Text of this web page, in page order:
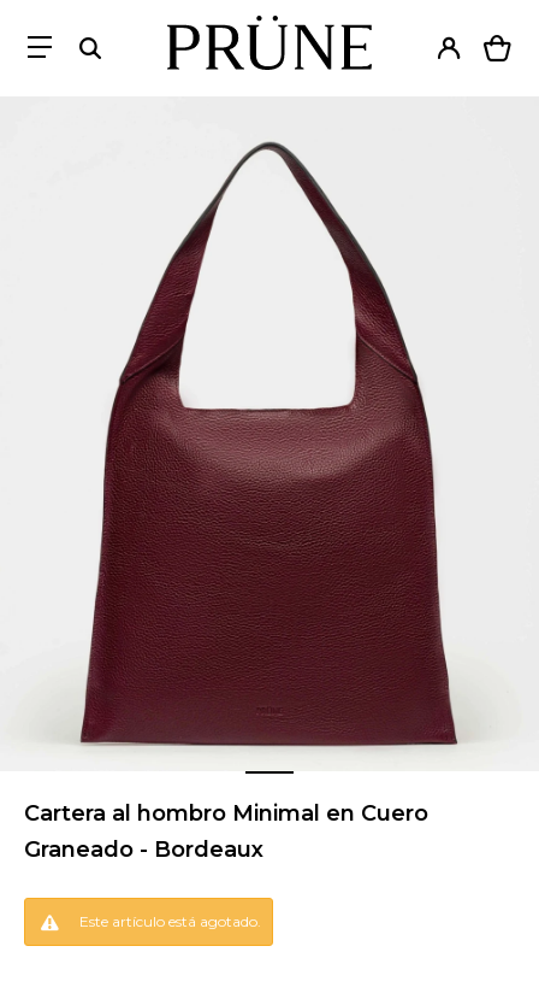
Cartera al hombro Minimal en Cuero
Graneado - Bordeaux
Este artículo está agotado.